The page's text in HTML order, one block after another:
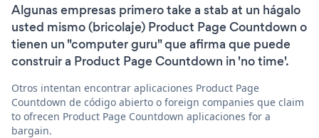
Algunas empresas primero take a stab at un hágalo
usted mismo (bricolaje) Product Page Countdown o
tienen un "computer guru" que afirma que puede
construir a Product Page Countdown in 'no time'.
Otros intentan encontrar aplicaciones Product Page
Countdown de código abierto o foreign companies que claim
to ofrecen Product Page Countdown aplicaciones for a
bargain.